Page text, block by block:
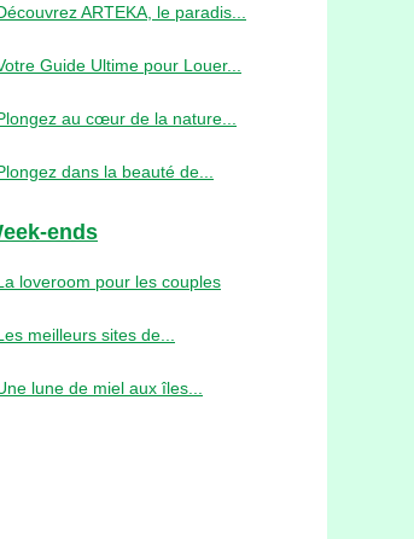
ARTEKA, le paradis...
Guide Ultime pour Louer...
au cœur de la nature...
dans la beauté de...
ends
loveroom pour les couples
meilleurs sites de...
lune de miel aux îles...